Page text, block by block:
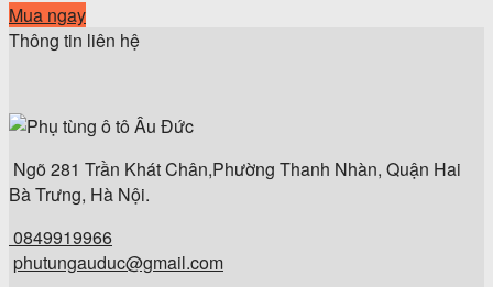
Mua ngay
Thông tin liên hệ
Ngõ 281 Trần Khát Chân,Phường Thanh Nhàn, Quận Hai
Bà Trưng, Hà Nội.
0849919966
phutungauduc@gmail.com